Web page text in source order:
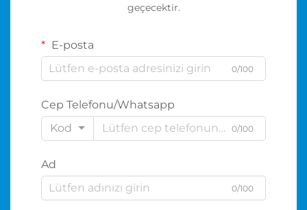
geçecektir.
E-posta
0/100
Cep Telefonu/Whatsapp
Kod
0/100
Ad
0/100